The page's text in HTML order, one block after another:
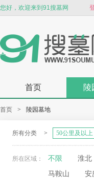
您好，欢迎来到91搜墓网
首页 陵
首页 > 陵园墓地
所有分类 > 50公里及以上
所在区域： 不限 淮北
马鞍山
安